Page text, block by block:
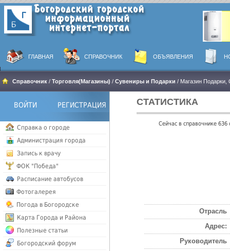
ГЛАВНАЯ СПРАВОЧНИК ОБЪЯВЛЕНИЯ
Справочник / Торговля(Магазины) / Сувениры и Подарки / Магазин
СТАТИСТИКА
Сейчас в справочнике
Отрасль
Адрес:
Руководитель
ВОЙТИ РЕГИСТРАЦИЯ
Справка о городе
Администрация города
Запись к врачу
ФОК "Победа"
Расписание автобусов
Фотогалерея
Погода в Богородске
Карта Города и Района
Полезные статьи
Богородский форум